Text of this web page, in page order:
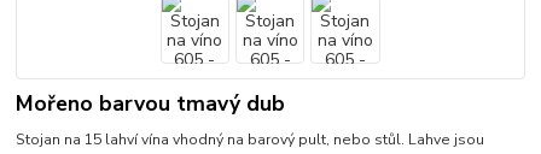
Mořeno barvou tmavý dub
Stojan na 15 lahví vína vhodný na barový pult, nebo stůl. Lahve jsou